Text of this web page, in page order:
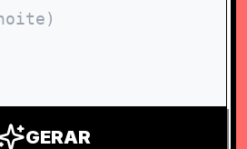
GERAR